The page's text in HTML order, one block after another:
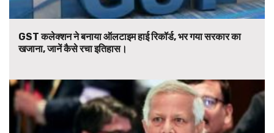
GST कलेक्शन ने बनाया ऑलटाइम हाई रिकॉर्ड, भर गया सरकार का
खजाना, जानें कैसे रचा इतिहास।